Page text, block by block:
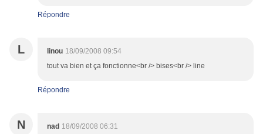
Répondre
L linou 18/09/2008 09:54
tout va bien et ça fonctionne<br /> bises<br /> line
Répondre
N nad 18/09/2008 06:31